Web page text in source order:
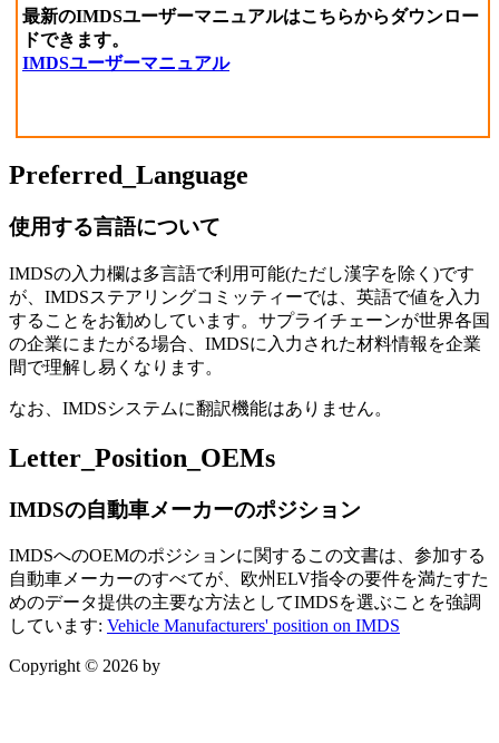
最新のIMDSユーザーマニュアルはこちらからダウンロー
ドできます。
IMDSユーザーマニュアル
Preferred_Language
使用する言語について
IMDSの入力欄は多言語で利用可能(ただし漢字を除く)です
が、IMDSステアリングコミッティーでは、英語で値を入力
することをお勧めしています。サプライチェーンが世界各国
の企業にまたがる場合、IMDSに入力された材料情報を企業
間で理解し易くなります。
なお、IMDSシステムに翻訳機能はありません。
Letter_Position_OEMs
IMDSの自動車メーカーのポジション
IMDSへのOEMのポジションに関するこの文書は、参加する
自動車メーカーのすべてが、欧州ELV指令の要件を満たすた
めのデータ提供の主要な方法としてIMDSを選ぶことを強調
しています: Vehicle Manufacturers' position on IMDS
Copyright © 2026 by